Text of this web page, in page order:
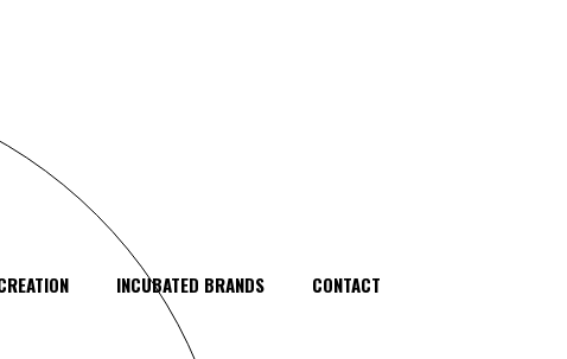
INCUBATED BRANDS CONTACT